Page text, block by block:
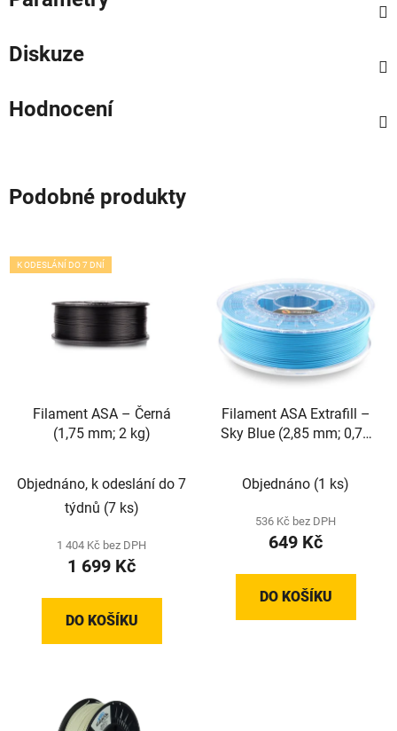
Diskuze
Hodnocení
Podobné produkty
K ODESLÁNÍ DO 7 DNÍ
Filament ASA – Černá
(1,75 mm; 2 kg)
Objednáno, k odeslání do 7
týdnů (7 ks)
1 404 Kč bez DPH
1 699 Kč
DO KOŠÍKU
Filament ASA Extrafill –
Sky Blue (2,85 mm; 0,75
Objednáno (1 ks)
536 Kč bez DPH
649 Kč
DO KOŠÍKU